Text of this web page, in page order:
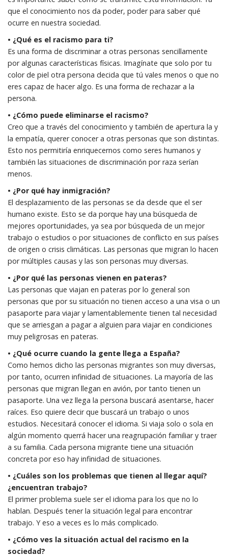
que el conocimiento nos da poder, poder para saber qué
ocurre en nuestra sociedad.
• ¿Qué es el racismo para ti?
Es una forma de discriminar a otras personas sencillamente
por algunas características físicas. Imagínate que solo por tu
color de piel otra persona decida que tú vales menos o que no
eres capaz de hacer algo. Es una forma de rechazar a la
persona.
• ¿Cómo puede eliminarse el racismo?
Creo que a través del conocimiento y también de apertura la y
la empatía, querer conocer a otras personas que son distintas.
Esto nos permitiría enriquecernos como seres humanos y
también las situaciones de discriminación por raza serían
menos.
• ¿Por qué hay inmigración?
El desplazamiento de las personas se da desde que el ser
humano existe. Esto se da porque hay una búsqueda de
mejores oportunidades, ya sea por búsqueda de un mejor
trabajo o estudios o por situaciones de conflicto en sus países
de origen o crisis climáticas. Las personas que migran lo hacen
por múltiples causas y las son personas muy diversas.
• ¿Por qué las personas vienen en pateras?
Las personas que viajan en pateras por lo general son
personas que por su situación no tienen acceso a una visa o un
pasaporte para viajar y lamentablemente tienen tal necesidad
que se arriesgan a pagar a alguien para viajar en condiciones
muy peligrosas en pateras.
• ¿Qué ocurre cuando la gente llega a España?
Como hemos dicho las personas migrantes son muy diversas,
por tanto, ocurren infinidad de situaciones. La mayoría de las
personas que migran llegan en avión, por tanto tienen un
pasaporte. Una vez llega la persona buscará asentarse, hacer
raíces. Eso quiere decir que buscará un trabajo o unos
estudios. Necesitará conocer el idioma. Si viaja solo o sola en
algún momento querrá hacer una reagrupación familiar y traer
a su familia. Cada persona migrante tiene una situación
concreta por eso hay infinidad de situaciones.
• ¿Cuáles son los problemas que tienen al llegar aquí?
¿encuentran trabajo?
El primer problema suele ser el idioma para los que no lo
hablan. Después tener la situación legal para encontrar
trabajo. Y eso a veces es lo más complicado.
• ¿Cómo ves la situación actual del racismo en la
sociedad?